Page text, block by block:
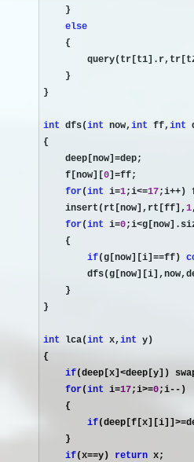
    }
else
    {
    }
}
int dfs(int now,int ff,int
{
    deep[now]
=dep;
    f[now][
0]=ff;
for(int i=1;i<=17;i++)
    insert(rt[now],rt[ff],
1
for(int i=0
    {
if(g[now][i]==ff)
    }
}
int lca(int x,int y)
{
if(deep[x]<deep[y])
for(int i=17;i>=0;i-- )
    {
if
    }
if(x==y) return x;